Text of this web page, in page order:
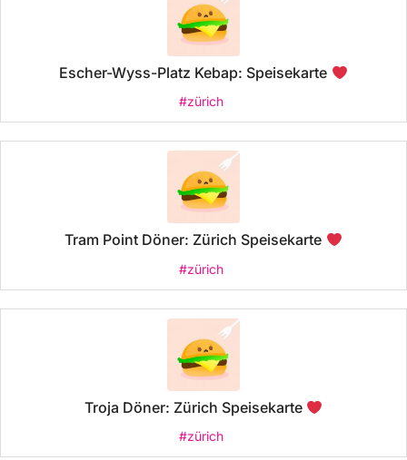
Escher-Wyss-Platz Kebap: Speisekarte
#zürich
Tram Point Döner: Zürich Speisekarte
#zürich
Troja Döner: Zürich Speisekarte
#zürich